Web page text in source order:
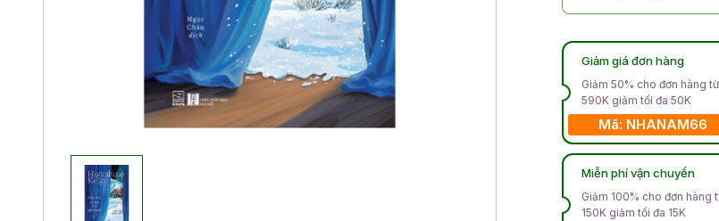
Giảm giá đơn hàng
Giảm 50% cho đơn hàng từ
590K giảm tối đa 50K
Mã: NHANAM66
Miễn phí vận chuyển
Giảm 100% cho đơn hàng
150K giảm tối đa 15K